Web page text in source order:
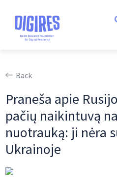
Back
Praneša apie
pačių naikintuvą
nuotrauką: ji nėra
Ukrainoje